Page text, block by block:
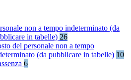
non a tempo indeterminato (da
in tabelle) 26
del personale non a tempo
(da pubblicare in tabelle) 10
6